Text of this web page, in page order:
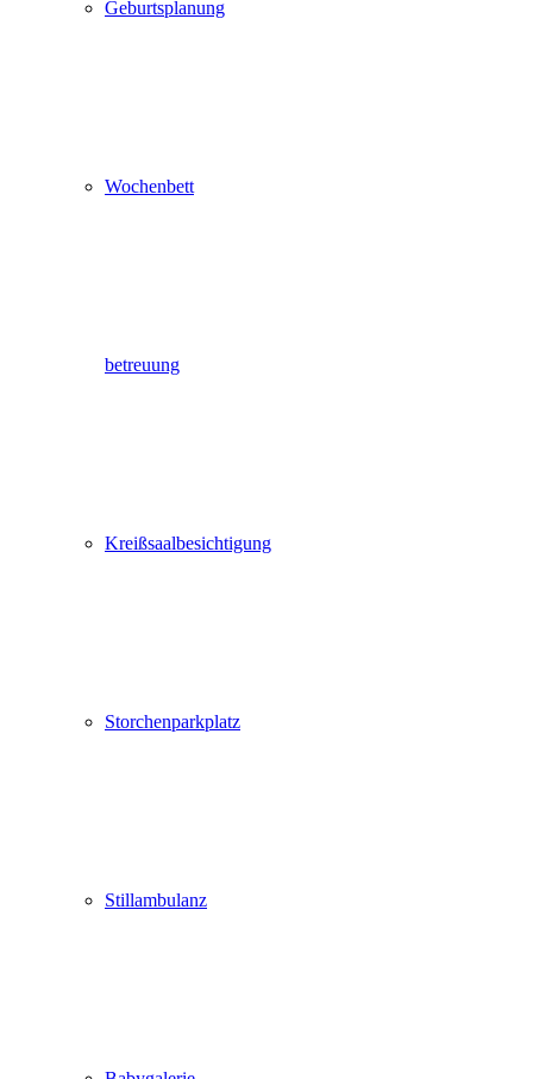
Geburtsplanung
Wochenbett
betreuung
Kreißsaalbesichtigung
Storchenparkplatz
Stillambulanz